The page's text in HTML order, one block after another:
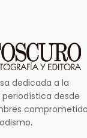
dedicada a la
desde